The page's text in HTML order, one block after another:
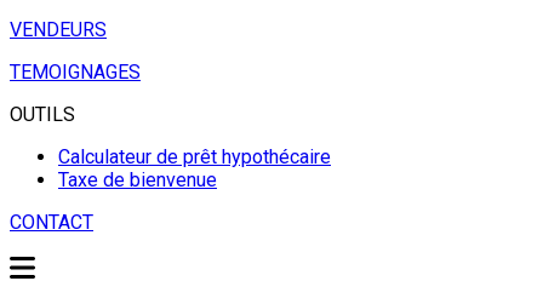
VENDEURS
TEMOIGNAGES
OUTILS
Calculateur de prêt hypothécaire
Taxe de bienvenue
CONTACT